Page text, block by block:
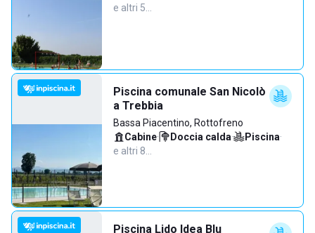
e altri 5…
Piscina comunale San Nicolò
a Trebbia
Bassa Piacentino, Rottofreno
Cabine· Doccia calda· Piscina·
e altri 8…
Piscina Lido Idea Blu